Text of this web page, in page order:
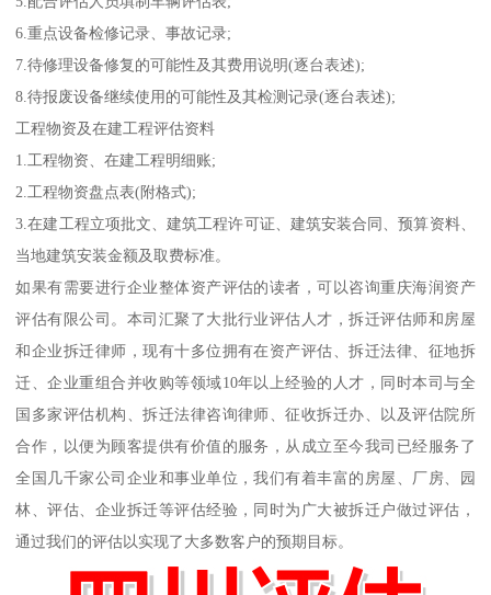
6.重点设备检修记录、事故记录;
7.待修理设备修复的可能性及其费用说明(逐台表述);
8.待报废设备继续使用的可能性及其检测记录(逐台表述);
工程物资及在建工程评估资料
1.工程物资、在建工程明细账;
2.工程物资盘点表(附格式);
3.在建工程立项批文、建筑工程许可证、建筑安装合同、预算资料、
当地建筑安装金额及取费标准。
如果有需要进行企业整体资产评估的读者，可以咨询重庆海润资产
评估有限公司。本司汇聚了大批行业评估人才，拆迁评估师和房屋
和企业拆迁律师，现有十多位拥有在资产评估、拆迁法律、征地拆
迁、企业重组合并收购等领域10年以上经验的人才，同时本司与全
国多家评估机构、拆迁法律咨询律师、征收拆迁办、以及评估院所
合作，以便为顾客提供有价值的服务，从成立至今我司已经服务了
全国几千家公司企业和事业单位，我们有着丰富的房屋、厂房、园
林、评估、企业拆迁等评估经验，同时为广大被拆迁户做过评估，
通过我们的评估以实现了大多数客户的预期目标。